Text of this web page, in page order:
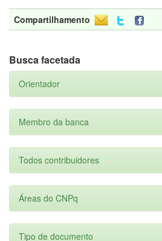
Compartilhamento
Busca facetada
Orientador
Membro da banca
Todos contribuidores
Áreas do CNPq
Tipo de documento